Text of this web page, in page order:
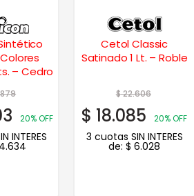
– Cedro
20% OFF
INTERES
Cetol Classic
Satinado 1 Lt. – Roble
$22.606
$ 18.085 20% OFF
3 cuotas SIN INTERES
de:$ 6.028